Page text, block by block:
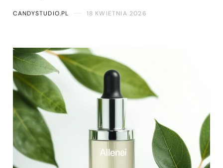
CANDYSTUDIO.PL 18 KWIETNIA 2026